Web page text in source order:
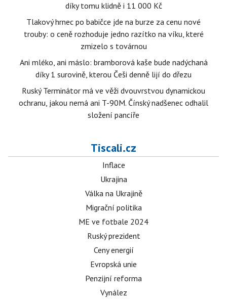
díky tomu klidně i 11 000 Kč
Tlakový hrnec po babičce jde na burze za cenu nové
trouby: o ceně rozhoduje jedno razítko na víku, které
zmizelo s továrnou
Ani mléko, ani máslo: bramborová kaše bude nadýchaná
díky 1 surovině, kterou Češi denně lijí do dřezu
Ruský Terminátor má ve věži dvouvrstvou dynamickou
ochranu, jakou nemá ani T-90M. Čínský nadšenec odhalil
složení pancíře
Tiscali.cz
Inflace
Ukrajina
Válka na Ukrajině
Migrační politika
ME ve fotbale 2024
Ruský prezident
Ceny energií
Evropská unie
Penzijní reforma
Vynález